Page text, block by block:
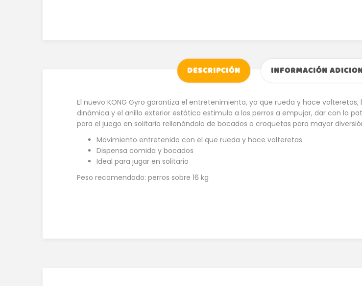
DESCRIPCIÓN INFORMACIÓN
El nuevo KONG Gyro garantiza el entretenimiento, ya que rueda y hace
dinámica y el anillo exterior estático estimula a los perros a empujar, dar con la
para el juego en solitario rellenándolo de bocados o croquetas para mayor
Movimiento entretenido con el que rueda y hace volteretas
Dispensa comida y bocados
Ideal para jugar en solitario
Peso recomendado: perros sobre 16 kg